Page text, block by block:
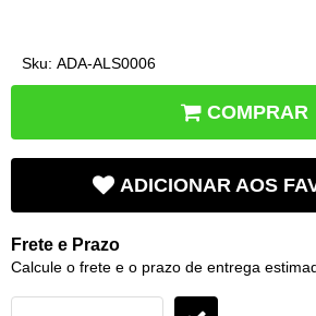
Sku: ADA-ALS0006
COMPRAR
ADICIONAR AOS
Frete e Prazo
Calcule o frete e o prazo de entrega